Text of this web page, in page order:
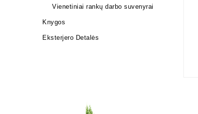
Vienetiniai rankų darbo suvenyrai
Knygos
Eksterjero Detalės